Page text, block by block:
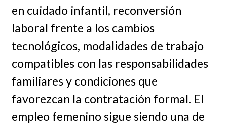
en cuidado infantil, reconversión
laboral frente a los cambios
tecnológicos, modalidades de trabajo
compatibles con las responsabilidades
familiares y condiciones que
favorezcan la contratación formal. El
empleo femenino sigue siendo una de